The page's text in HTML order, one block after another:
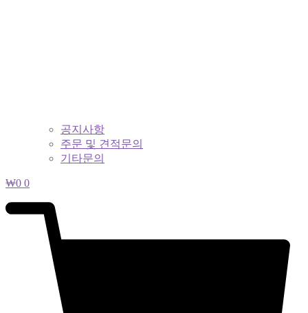
공지사항
주문 및 견적문의
기타문의
₩0 0